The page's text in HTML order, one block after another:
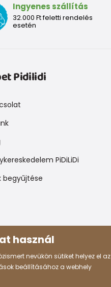
Ingyenes szállítás
32.000 Ft feletti rendelés
esetén
Pidilidi
PiDiLiDi
begyűjtése
lehetõségek
használ
nevükön sütiket helyez el az
beállításához a webhely